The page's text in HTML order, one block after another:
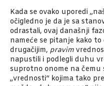
Kada se ovako uporedi
očigledno je da je sa
odrastali, ovaj današnji
nameće se pitanje kako
drugačijim, pravim
napustili i podlegli duhu
suprotno onome na čemu
„vrednosti“ kojima tako